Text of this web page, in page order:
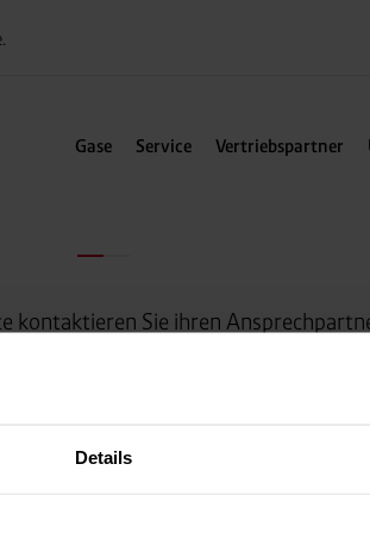
Details
Gase Service Vertriebspartner
kontaktieren Sie ihren